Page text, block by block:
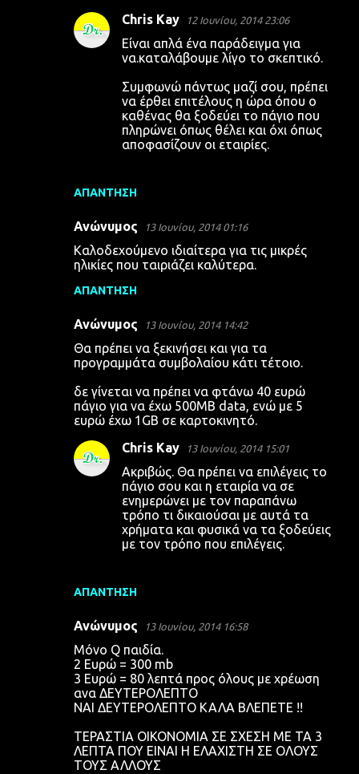
ΑΠΆΝΤΗΣΗ
Chris Kay 12 Ιουνίου, 2014 23:06
Είναι απλά ένα παράδειγμα για
να.καταλάβουμε λίγο το σκεπτικό.
Συμφωνώ πάντως μαζί σου, πρέπει
να έρθει επιτέλους η ώρα όπου ο
καθένας θα ξοδεύει το πάγιο που
πληρώνει όπως θέλει και όχι όπως
αποφασίζουν οι εταιρίες.
Ανώνυμος 13 Ιουνίου, 2014 01:16
Καλοδεχούμενο ιδιαίτερα για τις μικρές
ηλικίες που ταιριάζει καλύτερα.
ΑΠΆΝΤΗΣΗ
Ανώνυμος 13 Ιουνίου, 2014 14:42
Θα πρέπει να ξεκινήσει και για τα
προγραμμάτα συμβολαίου κάτι τέτοιο.
δε γίνεται να πρέπει να φτάνω 40 ευρώ
πάγιο για να έχω 500ΜΒ data, ενώ με 5
ευρώ έχω 1GB σε καρτοκινητό.
ΑΠΆΝΤΗΣΗ
Chris Kay 13 Ιουνίου, 2014 15:01
Ακριβώς. Θα πρέπει να επιλέγεις το
πάγιο σου και η εταιρία να σε
ενημερώνει με τον παραπάνω
τρόπο τι δικαιούσαι με αυτά τα
χρήματα και φυσικά να τα ξοδεύεις
με τον τρόπο που επιλέγεις.
Ανώνυμος 13 Ιουνίου, 2014 16:58
Μόνο Q παιδία.
2 Ευρώ = 300 mb
3 Ευρώ = 80 λεπτά προς όλους με χρέωση
ανα ΔΕΥΤΕΡΟΛΕΠΤΟ
ΝΑΙ ΔΕΥΤΕΡΟΛΕΠΤΟ ΚΑΛΑ ΒΛΕΠΕΤΕ !!
ΤΕΡΑΣΤΙΑ ΟΙΚΟΝΟΜΙΑ ΣΕ ΣΧΕΣΗ ΜΕ ΤΑ 3
ΛΕΠΤΑ ΠΟΥ ΕΙΝΑΙ Η ΕΛΑΧΙΣΤΗ ΣΕ ΟΛΟΥΣ
ΤΟΥΣ ΑΛΛΟΥΣ